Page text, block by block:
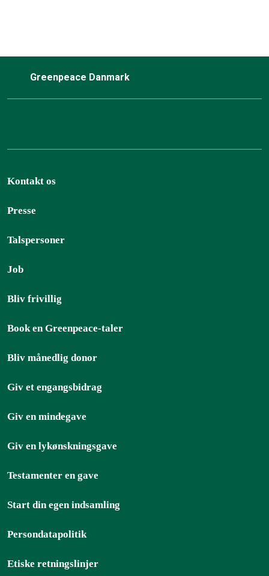
Greenpeace Danmark
Kontakt os
Presse
Talspersoner
Job
Bliv frivillig
Book en Greenpeace-taler
Bliv månedlig donor
Giv et engangsbidrag
Giv en mindegave
Giv en lykønskningsgave
Testamenter en gave
Start din egen indsamling
Persondatapolitik
Etiske retningslinjer